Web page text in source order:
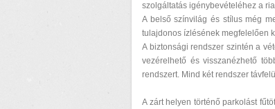
szolgáltatás igénybevételéhez a
A belső színvilág és stílus még
tulajdonos ízlésének megfelelően
A biztonsági rendszer szintén a
vezérelhető és visszanézhető
rendszert. Mind két rendszer
A zárt helyen történő parkolást